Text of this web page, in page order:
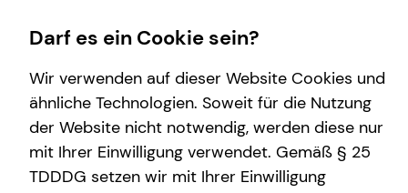
Wissenswertes
Über mich
Finanzberatung
Videoberatung
Karriere-Infos
Karrierechancen
Service
Kundenportal
Daniel Scheer
Teamleiter
Online-Terminbuchung
Darf es ein Cookie sein?
Wir verwenden auf dieser Website Cookies und
ähnliche Technologien. Soweit für die Nutzung
der Website nicht notwendig, werden diese nur
mit Ihrer Einwilligung verwendet. Gemäß § 25
TDDDG setzen wir mit Ihrer Einwilligung